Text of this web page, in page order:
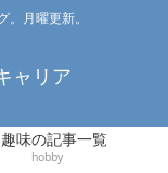
。月曜更新。
ャリア
味の記事一覧
hobby